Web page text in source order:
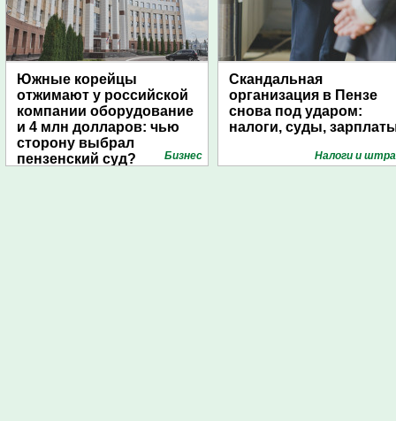
Южные корейцы
отжимают у российской
компании оборудование
и 4 млн долларов: чью
сторону выбрал
пензенский суд?
Бизнес
Скандальная
организация в Пензе
снова под ударом:
налоги, суды,
Налоги и